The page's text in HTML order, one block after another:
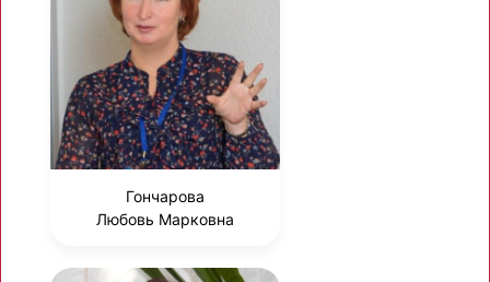
Гончарова
Любовь Марковна